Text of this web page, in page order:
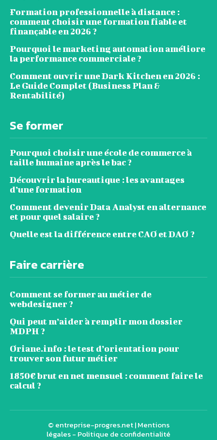
Formation professionnelle à distance :
comment choisir une formation fiable et
finançable en 2026 ?
Pourquoi le marketing automation améliore
la performance commerciale ?
Comment ouvrir une Dark Kitchen en 2026 :
Le Guide Complet (Business Plan &
Rentabilité)
Se former
Pourquoi choisir une école de commerce à
taille humaine après le bac ?
Découvrir la bureautique : les avantages
d’une formation
Comment devenir Data Analyst en alternance
et pour quel salaire ?
Quelle est la différence entre CAO et DAO ?
Faire carrière
Comment se former au métier de
webdesigner ?
Qui peut m’aider à remplir mon dossier
MDPH ?
Oriane.info : le test d’orientation pour
trouver son futur métier
1850€ brut en net mensuel : comment faire le
calcul ?
© entreprise-progres.net |Mentions
légales- Politique de confidentialité